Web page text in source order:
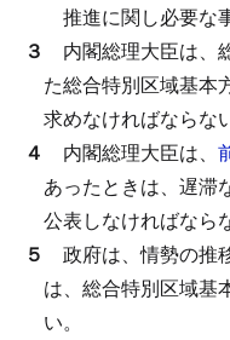
推進に関し必要な
３ 内閣総理大臣は、
た総合特別区域基本
求めなければならない
４ 内閣総理大臣は、
あったときは、遅滞
公表しなければなら
５ 政府は、情勢の推
は、総合特別区域基
い。